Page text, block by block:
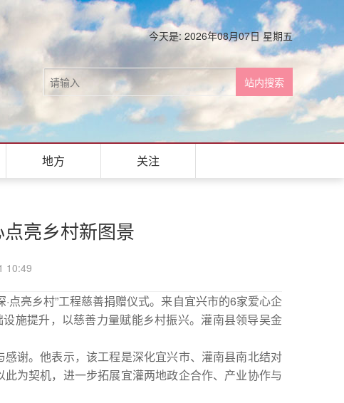
今天是: 2026年08月07日 星期五
地方 关注
亮乡村新图景
10:49
点亮乡村”工程慈善捐赠仪式。来自宜兴市的6家爱心企
施提升，以慈善力量赋能乡村振兴。灌南县领导吴金
谢。他表示，该工程是深化宜兴市、灌南县南北结对
为契机，进一步拓展宜灌两地政企合作、产业协作与